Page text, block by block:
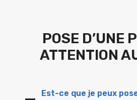
POSE D’UNE
ATTENTION
Est-ce que je peux